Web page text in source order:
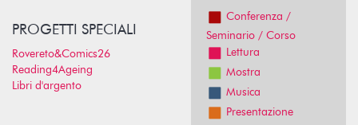
PROGETTI SPECIALI
Rovereto&Comics26
Reading4Ageing
Libri d'argento
Conferenza /
Seminario / Corso
Lettura
Mostra
Musica
Presentazione